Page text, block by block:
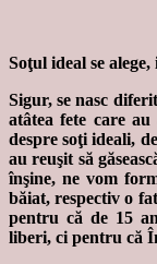
Soţul ideal se
Sigur, se nasc
atâtea fete care
despre soţi ideali,
au reuşit să
înşine, ne vom
băiat, respectiv o
pentru că de 15
liberi, ci pentru că